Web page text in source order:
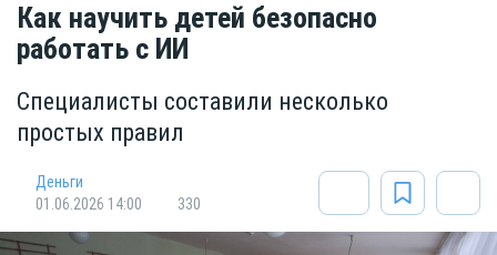
Как научить детей безопасно
работать с ИИ
Специалисты составили несколько
простых правил
Деньги
01.06.2026 14:00
330